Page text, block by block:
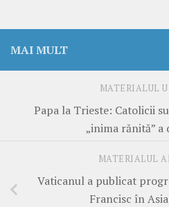
MAI MULT
MATERIALUL
Papa la Trieste: Catolicii
„inima rănită” a
MATERIALUL
Vaticanul a publicat
Francisc în